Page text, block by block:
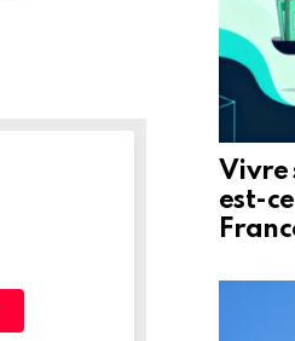
Vivre
est-